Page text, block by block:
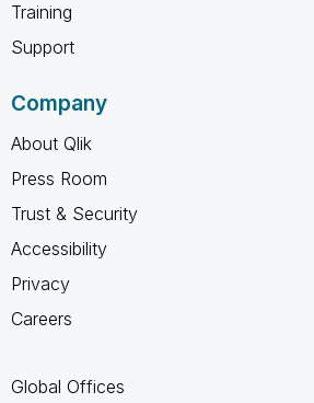
Training
Support
Company
About Qlik
Press Room
Trust & Security
Accessibility
Privacy
Careers
Global Offices